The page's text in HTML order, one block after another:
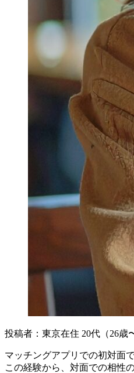
投稿者：東京在住 20代（26歳
マッチングアプリでの初対面
この経験から、対面での相性